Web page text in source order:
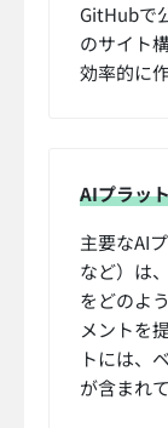
GitHubで
のサイト
効率的に
AIプラッ
主要なAI
など）は
をどのよ
メントを
トには、
が含まれ